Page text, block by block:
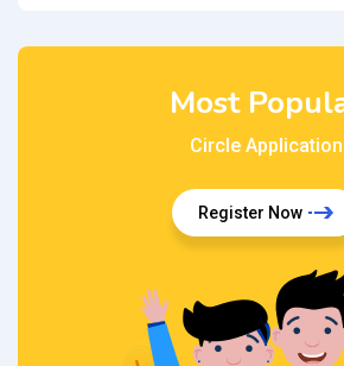
Most
Circle Application
Register Now